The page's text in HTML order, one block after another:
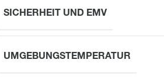
SICHERHEIT UND EMV
UMGEBUNGSTEMPERATUR